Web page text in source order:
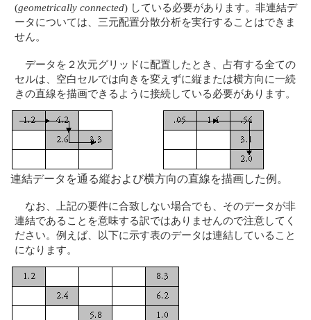
(geometrically connected) している必要があります。非連結デ
ータについては、三元配置分散分析を実行することはできま
せん。
データを２次元グリッドに配置したとき、占有する全ての
セルは、空白セルでは向きを変えずに縦または横方向に一続
きの直線を描画できるように接続している必要があります。
連結データを通る縦および横方向の直線を描画した例。
なお、上記の要件に合致しない場合でも、そのデータが非
連結であることを意味する訳ではありませんので注意してく
ださい。例えば、以下に示す表のデータは連結していること
になります。